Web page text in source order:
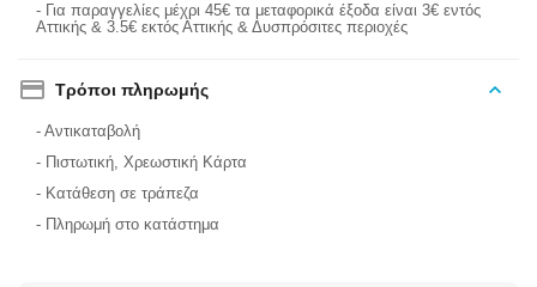
- Για παραγγελίες μέχρι 45€ τα μεταφορικά έξοδα είναι 3€ εντός
Αττικής & 3.5€ εκτός Αττικής & Δυσπρόσιτες περιοχές
Τρόποι πληρωμής
- Αντικαταβολή
- Πιστωτική, Χρεωστική Κάρτα
- Κατάθεση σε τράπεζα
- Πληρωμή στο κατάστημα